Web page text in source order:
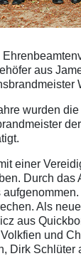
aus
wurden
einer
Durch
Als
aus
und
Dirk